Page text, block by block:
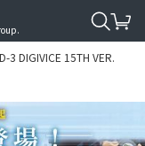
D-3 DIGIVICE 15TH VER.